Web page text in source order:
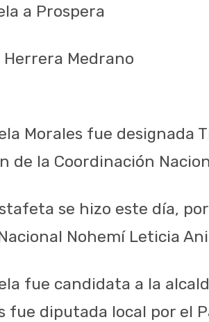
a Prospera
Herrera Medrano
Morales fue designada
de la Coordinación
se hizo este día,
Nohemí Leticia
fue candidata a la
fue diputada local por el